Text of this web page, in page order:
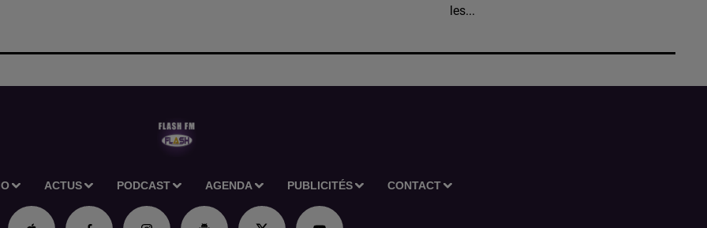
les...
ACTUS PODCAST AGENDA PUBLICITÉS CONTACT